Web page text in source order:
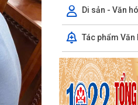
Di sản - Văn
Tác phẩm Văn
Trung Kiên kiểm tra
mặt bằng,...
Xã Chấn Hưng tổ
kinh doanh hoàn
động kinh...
Quyết định về việc